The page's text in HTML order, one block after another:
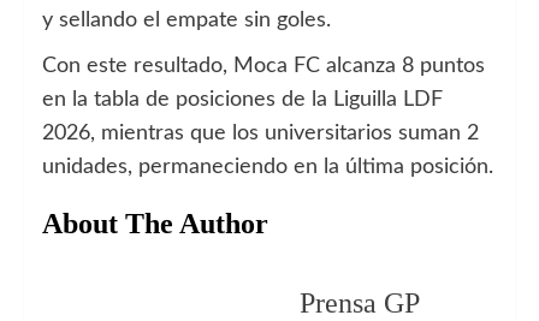
y sellando el empate sin goles.
Con este resultado, Moca FC alcanza 8 puntos
en la tabla de posiciones de la Liguilla LDF
2026, mientras que los universitarios suman 2
unidades, permaneciendo en la última posición.
About The Author
Prensa GP